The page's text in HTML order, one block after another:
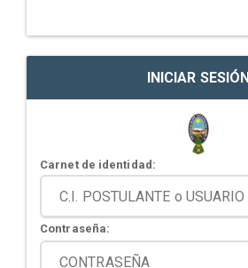
INICIAR SESIÓN
Carnet de identidad:
Contraseña: